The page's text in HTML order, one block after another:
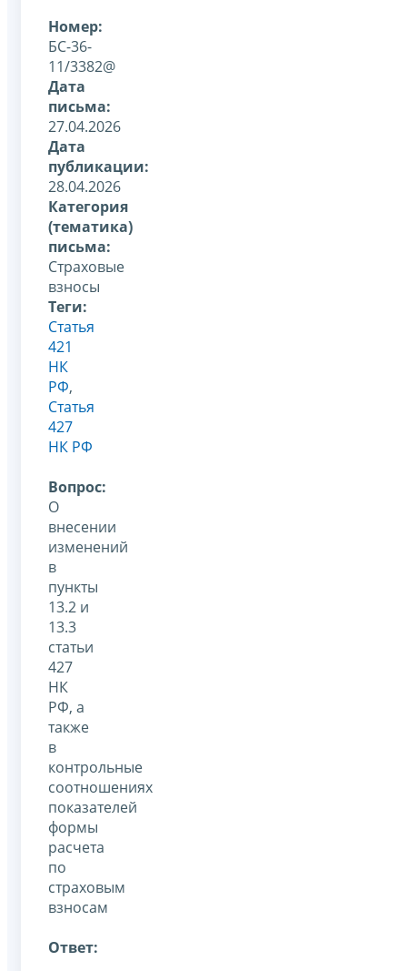
Номер:
БС-36-
11/3382@
Дата
письма:
27.04.2026
Дата
публикации:
28.04.2026
Категория
(тематика)
письма:
Страховые
взносы
Теги:
Статья
421
НК
РФ,
Статья
427
НК РФ
Вопрос:
О
внесении
изменений
в
пункты
13.2 и
13.3
статьи
427
НК
РФ, а
также
в
контрольные
соотношениях
показателей
формы
расчета
по
страховым
взносам
Ответ: